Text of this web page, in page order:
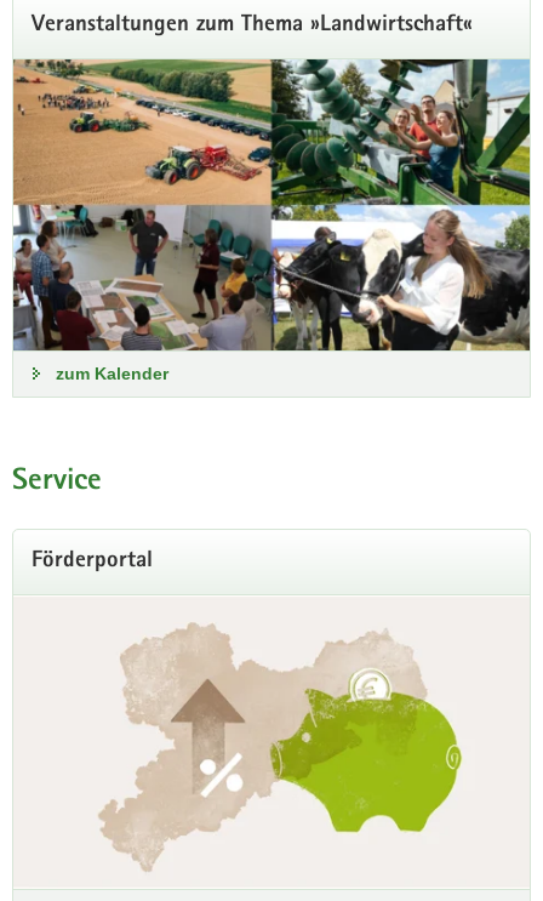
Veranstaltungen zum Thema »Landwirtschaft«
zum Kalender
Service
Förderportal